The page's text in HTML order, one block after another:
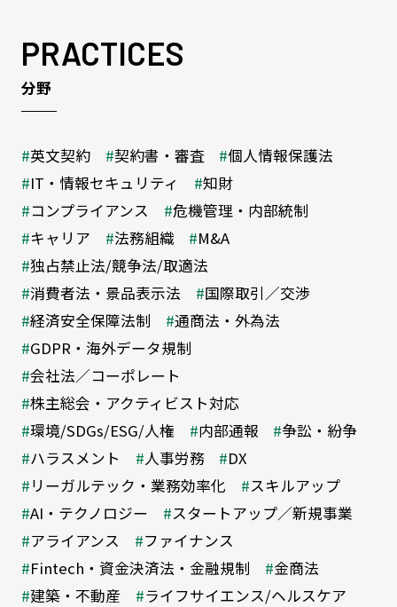
PRACTICES
分野
英文契約 契約書・審査
個人情報保護法
IT・情報セキュリティ
知財
コンプライアンス
危機管理・内部統制
キャリア
法務組織
M&A
独占禁止法/競争法/取適法
消費者法・景品表示法
国際取引／交渉
経済安全保障法制
通商法・外為法
GDPR・海外データ規制
会社法／コーポレート
株主総会・アクティビスト対応
環境/SDGs/ESG/人権
内部通報
争訟・紛争
ハラスメント
人事労務
DX
リーガルテック・業務効率化
スキルアップ
AI・テクノロジー
スタートアップ／新規事業
アライアンス
ファイナンス
Fintech・資金決済法・金融規制
金商法
建築・不動産
ライフサイエンス/ヘルスケア